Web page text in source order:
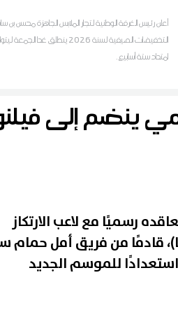
أعلن رئيس الغرفة الوطنية لتجار الملابس الجاهزة محسن
التخفيضات الصيفية لسنة 2026 ينطلق غدا
امتداد ستة أسابيع.
ينضم إلى